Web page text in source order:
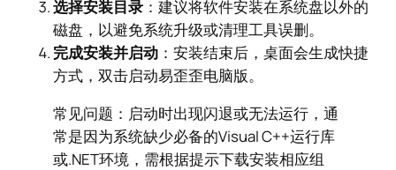
选择安装目录 ：建议将软件安装在系统盘以外的
磁盘，以避免系统升级或清理工具误删。
完成安装并启动 ：安装结束后，桌面会生成快捷
方式，双击启动易歪歪电脑版。
常见问题：启动时出现闪退或无法运行，通
常是因为系统缺少必备的Visual C++运行库
或.NET环境，需根据提示下载安装相应组